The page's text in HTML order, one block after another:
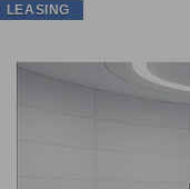
LEASING